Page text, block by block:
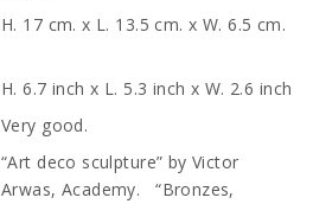
H. 17 cm. x L. 13.5 cm. x W. 6.5 cm.
H. 6.7 inch x L. 5.3 inch x W. 2.6 inch
Very good.
“Art deco sculpture” by Victor
Arwas, Academy. “Bronzes,